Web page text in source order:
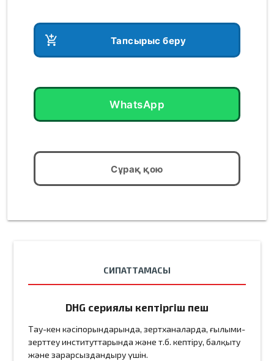
add_shopping_cart Тапсырыс беру
WhatsApp
Сұрақ қою
СИПАТТАМАСЫ
DHG сериялы кептіргіш пеш
Тау-кен кәсіпорындарында, зертханаларда, ғылыми-
зерттеу институттарында және т.б. кептіру, балқыту
және зарарсыздандыру үшін.